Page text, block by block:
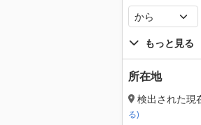
もっと見る
所在地
検出された現
る)